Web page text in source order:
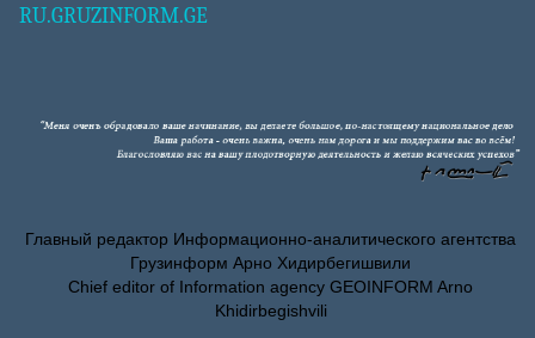
RU.GRUZINFORM.GE
Главный редактор Информационно-аналитического агентства
Грузинформ Арно Хидирбегишвили
Chief editor of Information agency GEOINFORM Arno
Khidirbegishvili